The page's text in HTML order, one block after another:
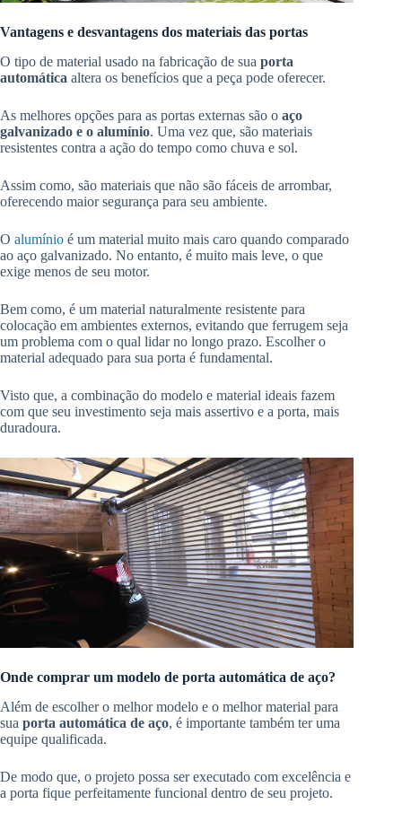
Vantagens e desvantagens dos materiais das portas
O tipo de material usado na fabricação de sua porta
automática altera os benefícios que a peça pode oferecer.
As melhores opções para as portas externas são o aço
galvanizado e o alumínio. Uma vez que, são materiais
resistentes contra a ação do tempo como chuva e sol.
Assim como, são materiais que não são fáceis de arrombar,
oferecendo maior segurança para seu ambiente.
O alumínio é um material muito mais caro quando comparado
ao aço galvanizado. No entanto, é muito mais leve, o que
exige menos de seu motor.
Bem como, é um material naturalmente resistente para
colocação em ambientes externos, evitando que ferrugem seja
um problema com o qual lidar no longo prazo. Escolher o
material adequado para sua porta é fundamental.
Visto que, a combinação do modelo e material ideais fazem
com que seu investimento seja mais assertivo e a porta, mais
duradoura.
Onde comprar um modelo de porta automática de aço?
Além de escolher o melhor modelo e o melhor material para
sua porta automática de aço, é importante também ter uma
equipe qualificada.
De modo que, o projeto possa ser executado com excelência e
a porta fique perfeitamente funcional dentro de seu projeto.